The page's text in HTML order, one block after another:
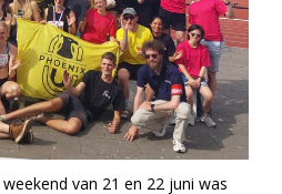
van 21 en 22 juni was